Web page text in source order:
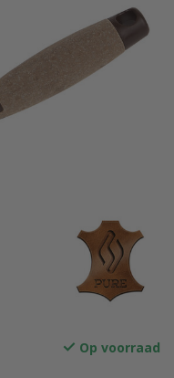
Op voorraad